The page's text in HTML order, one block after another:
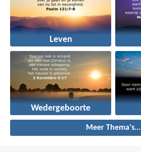
Leven
Wedergeboorte
Meer Thema's...